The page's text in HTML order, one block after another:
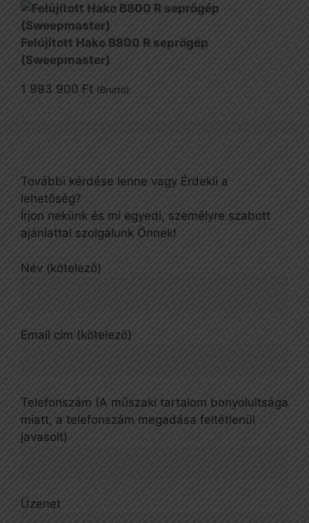
Felújított Hako B800 R seprőgép
(Sweepmaster)
1 993 900 Ft (Bruttó)
További kérdése lenne vagy Érdekli a
lehetőség?
Írjon nekünk és mi egyedi, személyre szabott
ajánlattal szolgálunk Önnek!
Név (kötelező)
Email cím (kötelező)
Telefonszám (A műszaki tartalom bonyolultsága
miatt, a telefonszám megadása feltétlenül
javasolt)
Üzenet